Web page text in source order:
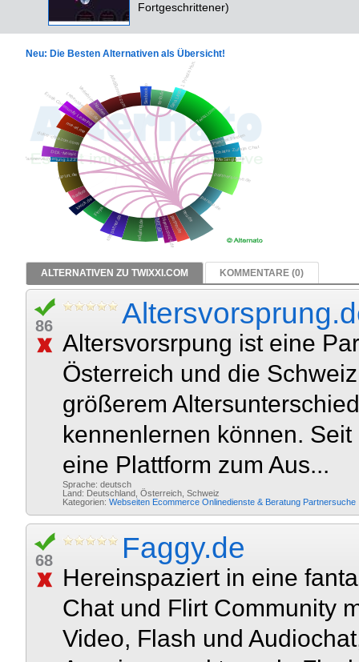
Fortgeschrittener)
Neu: Die Besten Alternativen als Übersicht!
ALTERNATIVEN ZU TWIXXI.COM KOMMENTARE (0)
86
Altersvorsrpung ist eine
Österreich und die
größerem
kennenlernen können.
eine Plattform zum Aus...
Sprache: deutsch
Land: Deutschland, Österreich, Schweiz
Kategorien: Webseiten Ecommerce Onlinedienste & Beratung Partnersuche
68 Faggy.de
Hereinspaziert in eine
Chat und Flirt Community
Video, Flash und